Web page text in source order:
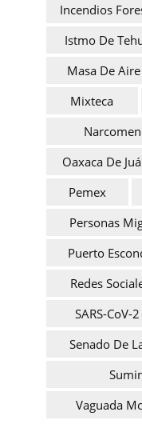
Incendios
Istmo De
Masa De
Mixteca
Oaxaca De
Pemex
Personas
Puerto
Redes
SARS-CoV-2
Senado De
Vaguada